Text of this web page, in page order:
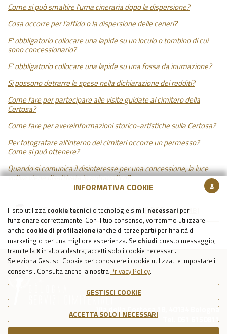
x
INFORMATIVA COOKIE
Il sito utilizza cookie tecnici o tecnologie simili necessari per
funzionare correttamente. Con il tuo consenso, vorremmo utilizzare
anche cookie di profilazione (anche di terze parti) per finalità di
marketing o per una migliore esperienza. Se chiudi questo messaggio,
tramite laX in alto a destra, accetti solo i cookie necessari.
Seleziona Gestisci Cookie per conoscere i cookie utilizzati e impostare i
consensi. Consulta anche la nostra Privacy Policy.
GESTISCI COOKIE
ACCETTA SOLO I NECESSARI
Come si può smaltire l'urna cineraria dopo la dispersione?
Cosa occorre per l'affido o la dispersione delle ceneri?
E' obbligatorio collocare una lapide su un loculo o tombino di cui
sono concessionario?
E' obbligatorio collocare una lapide su una fossa da inumazione?
Si possono detrarre le spese nella dichiarazione dei redditi?
Come fare per partecipare alle visite guidate al cimitero della
Certosa?
Come fare per avereinformazioni storico-artistiche sulla Certosa?
Per fotografare all'interno dei cimiteri occorre un permesso?
Come si può ottenere?
Quando si comunica il disinteresse per una concessione, la luce
votiva viene disattivata in automatico?
Consulta la Carta dei Servizi di BSC (3.61 MB)
Via della Certosa 18, 40134 Bologna
Tel. 051 6150811
C.F./P.IVA Reg. Imp. BO 03079781203